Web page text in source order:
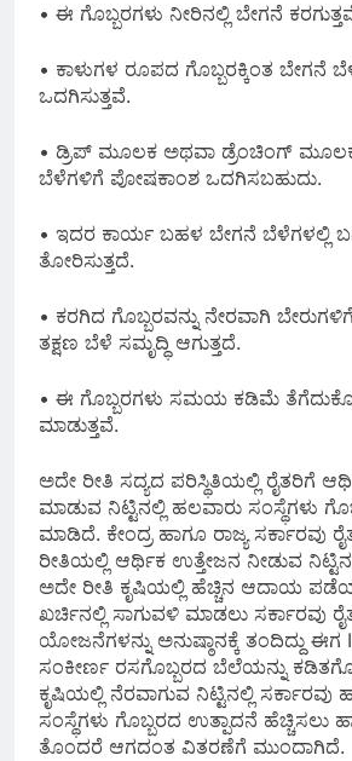
• ಈ ಗೊಬ್ಬರಗಳು ನೀರಿನಲ್ಲಿ ಬೇಗನೆ
• ಕಾಳುಗಳ ರೂಪದ ಗೊಬ್ಬರಕ್ಕಿಂತ ಬೇಗನೆ
ಒದಗಿಸುತ್ತವೆ.
• ಡ್ರಿಪ್ ಮೂಲಕ ಅಥವಾ ಡ್ರೆಂಚಿಂಗ್
ಬೆಳೆಗಳಿಗೆ ಪೋಷಕಾಂಶ ಒದಗಿಸಬಹುದು.
• ಇದರ ಕಾರ್ಯ ಬಹಳ‌ ಬೇಗನೆ ಬೆಳೆಗಳಲ್ಲಿ
ತೋರಿಸುತ್ತದೆ.
• ಕರಗಿದ ಗೊಬ್ಬರವನ್ನು ನೇರವಾಗಿ
ತಕ್ಷಣ ಬೆಳೆ ಸಮೃದ್ಧಿ ಆಗುತ್ತದೆ.
• ಈ ಗೊಬ್ಬರಗಳು ಸಮಯ ಕಡಿಮೆ
ಮಾಡುತ್ತವೆ.
ಅದೇ ರೀತಿ ಸದ್ಯದ ಪರಿಸ್ಥಿತಿಯಲ್ಲಿ ರೈತರಿಗೆ
ಮಾಡುವ ನಿಟ್ಟಿನಲ್ಲಿ ಹಲವಾರು ಸಂಸ್ಥೆಗಳು
ಮಾಡಿದೆ. ಕೇಂದ್ರ ಹಾಗೂ ರಾಜ್ಯ ಸರ್ಕಾರವು
ರೀತಿಯಲ್ಲಿ ಆರ್ಥಿಕ ಉತ್ತೇಜನ ನೀಡುವ
ಅದೇ ರೀತಿ ಕೃಷಿಯಲ್ಲಿ ಹೆಚ್ಚಿನ ಆದಾಯ
ಖರ್ಚಿನಲ್ಲಿ ಸಾಗುವಳಿ ಮಾಡಲು ಸರ್ಕಾರವು
ಯೋಜನೆಗಳನ್ನು ಅನುಷ್ಠಾನಕ್ಕೆ ತಂದಿದ್ದು ಈಗ
ಸಂಕೀರ್ಣ ರಸಗೊಬ್ಬರದ ಬೆಲೆಯನ್ನು
ಕೃಷಿಯಲ್ಲಿ ನೆರವಾಗುವ ನಿಟ್ಟಿನಲ್ಲಿ ಸರ್ಕಾರವು
ಸಂಸ್ಥೆಗಳು ಗೊಬ್ಬರದ ಉತ್ಪಾದನೆ ಹೆಚ್ಚಿಸಲು
ತೊಂದರೆ ಆಗದಂತ ವಿತರಣೆಗೆ ಮುಂದಾಗಿದೆ.